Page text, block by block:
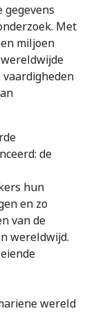
gegevens
Met
miljoen
de
hun
en zo
van de
wereldwijd.
wereld